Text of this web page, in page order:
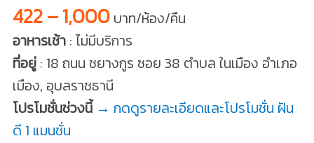
422 – 1,000บาท/ห้อง/คืน
อาหารเช้า: ไม่มีบริการ
ที่อยู่: 18 ถนน ชยางกูร ซอย 38 ตำบล ในเมือง อำเภอ
เมือง, อุบลราชธานี
โปรโมชั่นช่วงนี้ → กดดูรายละเอียดและโปรโมชั่น ฝัน
ดี 1 แมนชั่น